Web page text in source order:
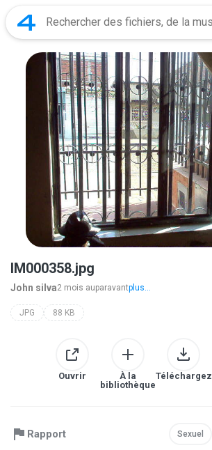
IM000358.jpg
John silva2 mois auparavantplus...
JPG 88 KB
Ouvrir
À la
bibliothèque
Téléchargez
Rapport Sexuel